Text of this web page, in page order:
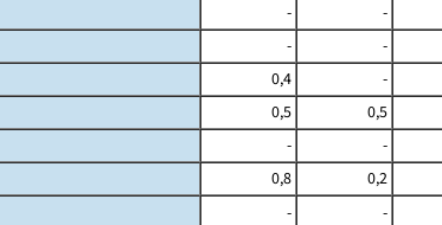
- -
- -
0,4 -
0,5 0,5
- -
0,8 0,2
- -